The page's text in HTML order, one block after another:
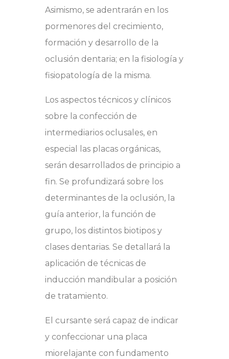
Asimismo, se adentrarán en los
pormenores del crecimiento,
formación y desarrollo de la
oclusión dentaria; en la fisiología y
fisiopatología de la misma.
Los aspectos técnicos y clínicos
sobre la confección de
intermediarios oclusales, en
especial las placas orgánicas,
serán desarrollados de principio a
fin. Se profundizará sobre los
determinantes de la oclusión, la
guía anterior, la función de
grupo, los distintos biotipos y
clases dentarias. Se detallará la
aplicación de técnicas de
inducción mandibular a posición
de tratamiento.
El cursante será capaz de indicar
y confeccionar una placa
miorelajante con fundamento